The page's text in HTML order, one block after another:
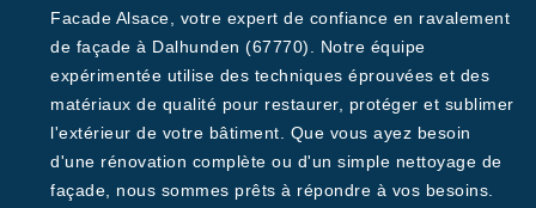
Facade Alsace, votre expert de confiance en ravalement
de façade à Dalhunden (67770). Notre équipe
expérimentée utilise des techniques éprouvées et des
matériaux de qualité pour restaurer, protéger et sublimer
l'extérieur de votre bâtiment. Que vous ayez besoin
d'une rénovation complète ou d'un simple nettoyage de
façade, nous sommes prêts à répondre à vos besoins.